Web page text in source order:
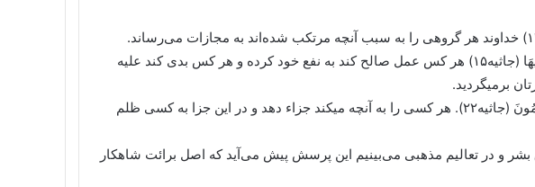
۵- منْ عَمِلَ صالِحاً فَلِنَفْسِه ِوَ مَنْ أَساءَ فَعَلَیهَا (جاثیه۱۵) هر کس عمل صالح کند به نفع خود کرده و هر کس بدی کند علیه
برمی‏گردید.
۶- لِتُجْزَی کلُّ نَفْسِ بِمَا کسبَت وَ هُمْ لا یُظلَمُونَ‏ (جاثیه۲۲). هر کسی را به آنچه می‏کند جزاء دهد و در این جزا به کسی ظلم
بشر و در تعالیم مذهبی می‌بینیم این پرسش پیش می‌آید که اصل برائت شاهکار